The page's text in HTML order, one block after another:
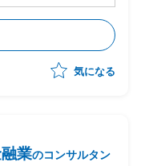
術動向)を踏まえ
ャの立案
整理/構想書作成
気になる
業のコンサルタン